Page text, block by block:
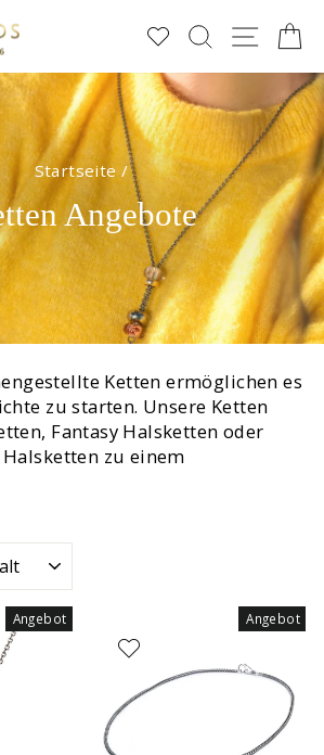
SUCHE
Startseite /
Angebote
Ketten ermöglichen es
zu starten. Unsere Ketten
Fantasy Halsketten oder
zu einem
Angebot Angebot